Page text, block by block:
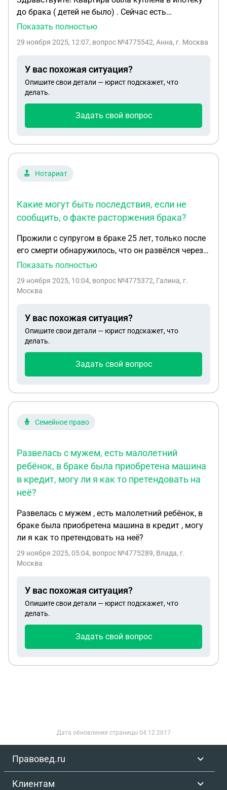
все расходы по содержанию квартиры (можно
доказать чеками по оплате из банка) и
совместному проживанию в течение 6 лет лежали
на мне. - сейчас 3 года платит ипотеку и
правильно разделить имущество и что-нибудь
до брака ( детей не было) . Сейчас есть
официальный брак и ребенок , в действующую
материнский капитал , подскажите пожалуйста,
обойтись без этого ? И какие последствия могут
быть?
Показать полностью
29 ноября 2025, 12:07, вопрос №4775542, Анна, г. Москва
У вас похожая ситуация?
Опишите свои детали — юрист подскажет, что
делать.
Задать свой вопрос
Нотариат
Какие могут быть последствия, если не
сообщить, о факте расторжения брака?
Прожили с супругом в браке 25 лет, только после
его смерти обнаружилось, что он развёлся через
суд со мной ещё 5лет назад в одностороннем
вместе вплоть до его смерти. Сейчас надо
заключении брака стоит и свидетельство о браке
на руках. Какие могут быть последствия, если не
сообщить, о факте расторжения брака?
Показать полностью
29 ноября 2025, 10:04, вопрос №4775372, Галина, г.
Москва
У вас похожая ситуация?
Опишите свои детали — юрист подскажет, что
делать.
Задать свой вопрос
Семейное право
Развелась с мужем, есть малолетний
ребёнок, в браке была приобретена машина
в кредит, могу ли я как то претендовать на
неё?
Развелась с мужем , есть малолетний ребёнок, в
браке была приобретена машина в кредит , могу
ли я как то претендовать на неё?
29 ноября 2025, 05:04, вопрос №4775289, Влада, г.
Москва
У вас похожая ситуация?
Опишите свои детали — юрист подскажет, что
делать.
Задать свой вопрос
Дата обновления страницы 04.12.2017
Правовед.ru
Клиентам